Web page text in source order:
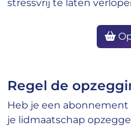
stressvrij te laten
Regel de
Heb je een abonnement
je lidmaatschap